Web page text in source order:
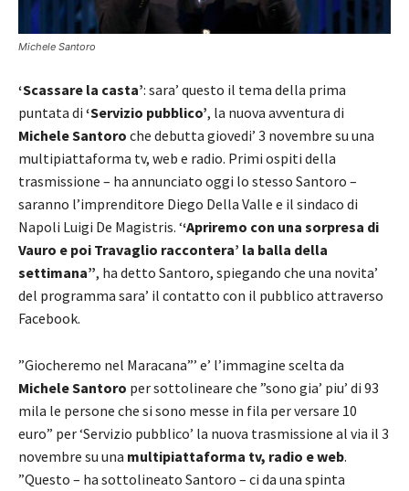
Michele Santoro
‘Scassare la casta’: sara’ questo il tema della prima
puntata di ‘Servizio pubblico’, la nuova avventura di
Michele Santoro che debutta giovedi’ 3 novembre su una
multipiattaforma tv, web e radio. Primi ospiti della
trasmissione – ha annunciato oggi lo stesso Santoro –
saranno l’imprenditore Diego Della Valle e il sindaco di
Napoli Luigi De Magistris. ‘‘Apriremo con una sorpresa di
Vauro e poi Travaglio raccontera’ la balla della
settimana”, ha detto Santoro, spiegando che una novita’
del programma sara’ il contatto con il pubblico attraverso
Facebook.
”Giocheremo nel Maracana”’ e’ l’immagine scelta da
Michele Santoro per sottolineare che ”sono gia’ piu’ di 93
mila le persone che si sono messe in fila per versare 10
euro” per ‘Servizio pubblico’ la nuova trasmissione al via il 3
novembre su una multipiattaforma tv, radio e web.
”Questo – ha sottolineato Santoro – ci da una spinta